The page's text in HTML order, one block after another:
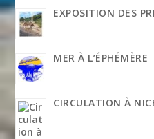
EXPOSITION DES
MER À L’ÉPHÉMÈRE
CIRCULATION À